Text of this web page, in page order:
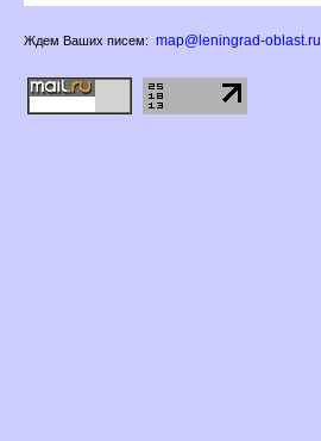
Ждем Ваших писем: map@leningrad-oblast.ru